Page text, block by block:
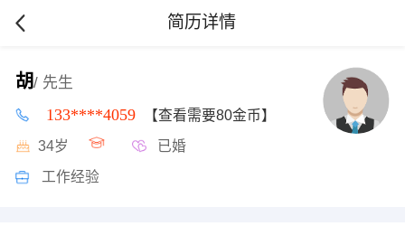
简历详情
胡/ 先生
133****4059 【查看需要80金币】
34岁 已婚
工作经验